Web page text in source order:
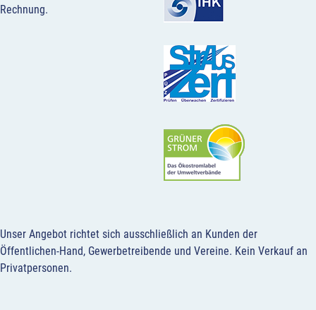
Rechnung.
Unser Angebot richtet sich ausschließlich an Kunden der
Öffentlichen-Hand, Gewerbetreibende und Vereine. Kein Verkauf an
Privatpersonen.